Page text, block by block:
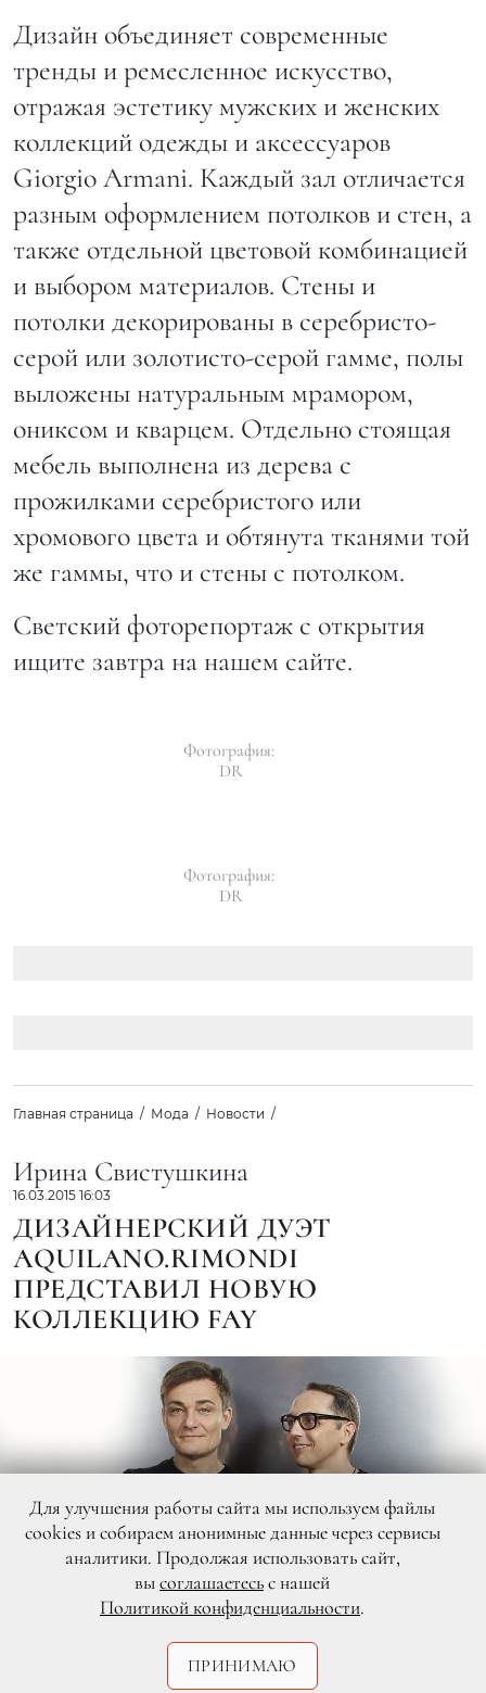
Дизайн объединяет современные
тренды и ремесленное искусство,
отражая эстетику мужских и женских
коллекций одежды и аксессуаров
Giorgio Armani. Каждый зал отличается
разным оформлением потолков и стен, а
также отдельной цветовой комбинацией
и выбором материалов. Стены и
потолки декорированы в серебристо-
серой или золотисто-серой гамме, полы
выложены натуральным мрамором,
ониксом и кварцем. Отдельно стоящая
мебель выполнена из дерева с
прожилками серебристого или
хромового цвета и обтянута тканями той
же гаммы, что и стены с потолком.
Светский фоторепортаж с открытия
ищите завтра на нашем сайте.
Фотография:
DR
Фотография:
DR
Главная страница Мода Новости
Ирина Свистушкина
16.03.2015 16:03
ДИЗАЙНЕРСКИЙ ДУЭТ
AQUILANO.RIMONDI
ПРЕДСТАВИЛ НОВУЮ
КОЛЛЕКЦИЮ FAY
Для улучшения работы сайта мы используем файлы
cookies и собираем анонимные данные через сервисы
аналитики. Продолжая использовать сайт,
высоглашаетесьс нашей
Политикой конфиденциальности.
ПРИНИМАЮ